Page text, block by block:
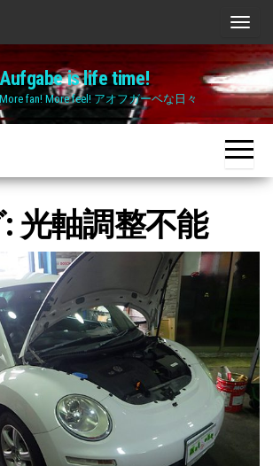
ナ
ビ
ゲ
ー
シ
ョ
ン
替
え
Aufgabe is life time!
fan! More feel! アオフガーベな日々
光軸調整不能